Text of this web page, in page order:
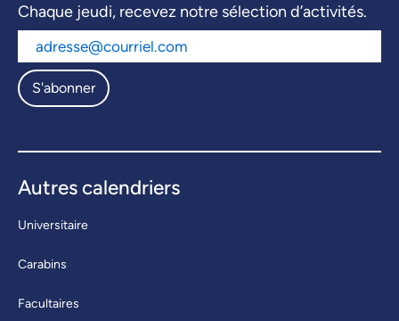
Chaque jeudi, recevez notre sélection d’activités.
S'abonner
Autres calendriers
Universitaire
Carabins
Facultaires